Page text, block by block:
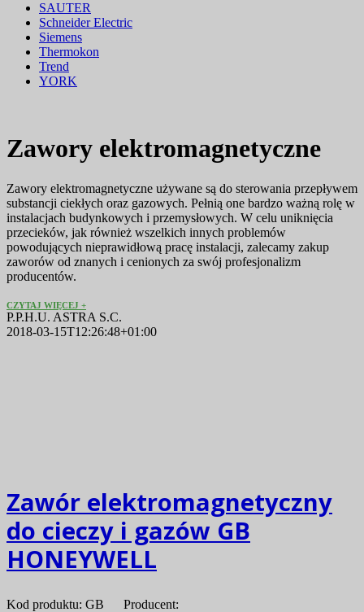
SAUTER
Schneider Electric
Siemens
Thermokon
Trend
YORK
Zawory elektromagnetyczne
Zawory elektromagnetyczne używane są do sterowania przepływem
substancji ciekłych oraz gazowych. Pełnią one bardzo ważną rolę w
instalacjach budynkowych i przemysłowych. W celu uniknięcia
przecieków, jak również wszelkich innych problemów
powodujących nieprawidłową pracę instalacji, zalecamy zakup
zaworów od znanych i cenionych za swój profesjonalizm
producentów.
CZYTAJ WIĘCEJ
P.P.H.U. ASTRA S.C.
2018-03-15T12:26:48+01:00
Zawór elektromagnetyczny
do cieczy i gazów GB
HONEYWELL
Kod produktu: GB Producent: